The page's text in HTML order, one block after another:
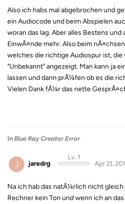
Also ich habs mal abgebrochen und
ein Audiocode und beim Abspielen
woran das lag. Aber alles Bestens
EinwÃ¤nde mehr. Also beim
welches die richtige Audiospur ist, die
"Unbekannt" angezeigt. Man kann ja
lassen und dann prÃ¼fen ob es die
Vielen Dank fÃ¼r das nette
In Blue Ray Creator Error
J jaredrg
Lv. 1
Apr 21,
Na ich hab das natÃ¼rlich nicht
Rechner kein Ton und wenn ich an